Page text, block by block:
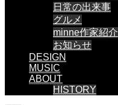
日常の出来事
グルメ
minne作家紹介
お知らせ
DESIGN
MUSIC
ABOUT
HISTORY